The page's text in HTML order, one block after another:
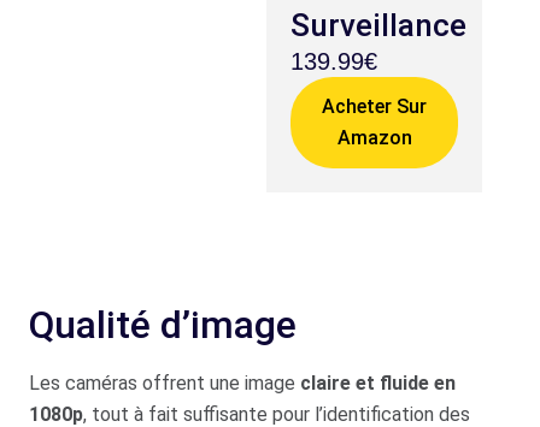
Surveillance
139.99€
Acheter Sur
Amazon
Qualité d’image
Les caméras offrent une image claire et fluide en
1080p, tout à fait suffisante pour l’identification des